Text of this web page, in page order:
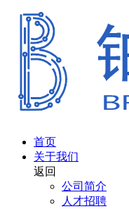
首页
关于我们
返回
公司简介
人才招聘